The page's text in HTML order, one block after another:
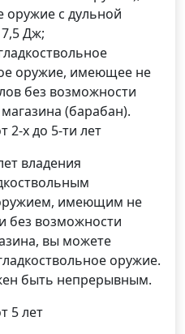
оружие с дульной
Дж;
оружие, имеющее не
без возможности
(барабан).
2-х до 5-ти лет
владения
имеющим не
без возможности
вы можете
оружие.
быть непрерывным.
5 лет